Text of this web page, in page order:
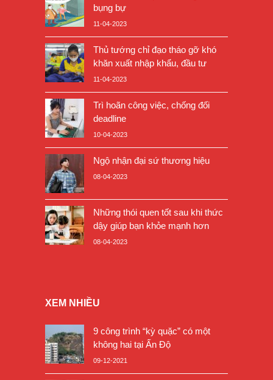
bụng bự
11-04-2023
Thủ tướng chỉ đạo tháo gỡ khó
khăn xuất nhập khẩu, đầu tư
11-04-2023
Trì hoãn công việc, chống đối
deadline
10-04-2023
Ngộ nhận đại sứ thương hiệu
08-04-2023
Những thói quen tốt sau khi thức
dậy giúp bạn khỏe mạnh hơn
08-04-2023
XEM NHIỀU
9 công trình “kỳ quặc” có một
không hai tại Ấn Độ
09-12-2021